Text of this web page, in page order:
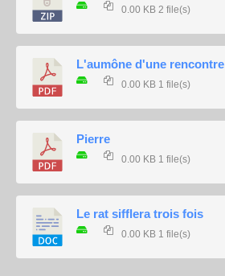
0.00 KB 2 file(s)
L'aumône d'une rencontre
0.00 KB 1 file(s)
Pierre
0.00 KB 1 file(s)
Le rat sifflera trois fois
0.00 KB 1 file(s)